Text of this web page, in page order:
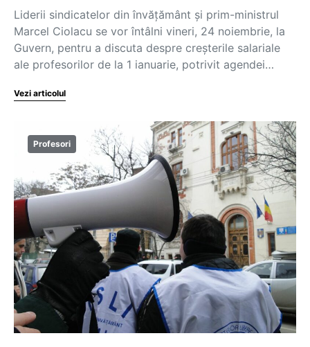
Liderii sindicatelor din învățământ și prim-ministrul
Marcel Ciolacu se vor întâlni vineri, 24 noiembrie, la
Guvern, pentru a discuta despre creșterile salariale
ale profesorilor de la 1 ianuarie, potrivit agendei…
Vezi articolul
Profesori